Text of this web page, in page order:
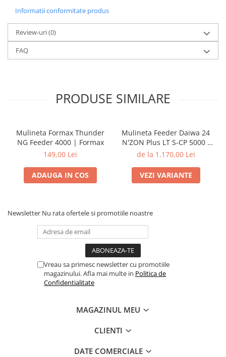
Informatii conformitate produs
Review-uri(0)
FAQ
PRODUSE SIMILARE
Mulineta Formax Thunder
NG Feeder 4000 | Formax
149,00 Lei
ADAUGA IN COS
Mulineta Feeder Daiwa 24
N'ZON Plus LT S-CP 5000 /
6000 | Daiwa
de la 1.170,00 Lei
VEZI VARIANTE
Newsletter Nu rata ofertele si promotiile noastre
Vreau sa primesc newsletter cu promotiile
magazinului. Afla mai multe in Politica de
Confidentialitate
MAGAZINUL MEU
CLIENTI
DATE COMERCIALE